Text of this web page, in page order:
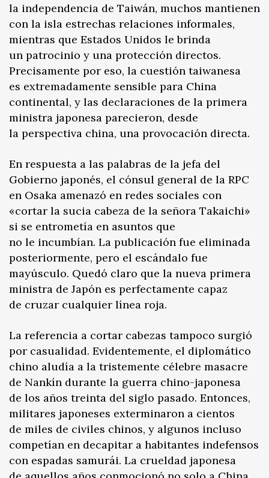
la independencia de Taiwán, muchos mantienen
con la isla estrechas relaciones informales,
mientras que Estados Unidos le brinda
un patrocinio y una protección directos.
Precisamente por eso, la cuestión taiwanesa
es extremadamente sensible para China
continental, y las declaraciones de la primera
ministra japonesa parecieron, desde
la perspectiva china, una provocación directa.
En respuesta a las palabras de la jefa del
Gobierno japonés, el cónsul general de la RPC
en Osaka amenazó en redes sociales con
«cortar la sucia cabeza de la señora Takaichi»
si se entrometía en asuntos que
no le incumbían. La publicación fue eliminada
posteriormente, pero el escándalo fue
mayúsculo. Quedó claro que la nueva primera
ministra de Japón es perfectamente capaz
de cruzar cualquier línea roja.
La referencia a cortar cabezas tampoco surgió
por casualidad. Evidentemente, el diplomático
chino aludía a la tristemente célebre masacre
de Nankín durante la guerra chino-japonesa
de los años treinta del siglo pasado. Entonces,
militares japoneses exterminaron a cientos
de miles de civiles chinos, y algunos incluso
competían en decapitar a habitantes indefensos
con espadas samurái. La crueldad japonesa